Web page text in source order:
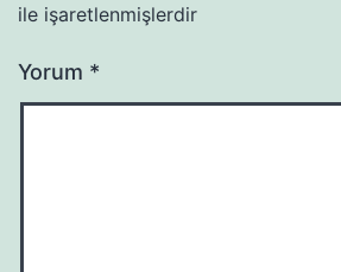
ile işaretlenmişlerdir
Yorum *